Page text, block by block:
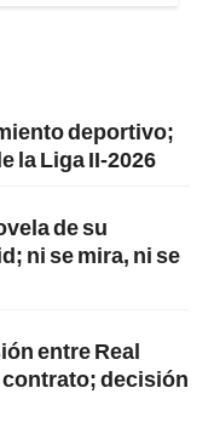
deportivo;
la Liga II-2026
de su
ni se mira, ni se
entre Real
decisión